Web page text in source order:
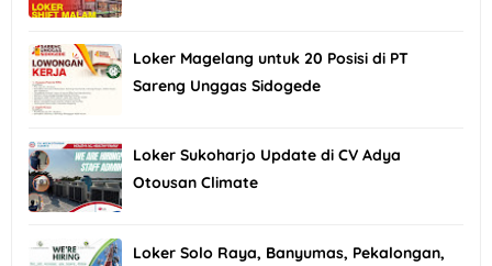
Loker Magelang untuk 20 Posisi di PT
Sareng Unggas Sidogede
Loker Sukoharjo Update di CV Adya
Otousan Climate
Loker Solo Raya, Banyumas, Pekalongan,